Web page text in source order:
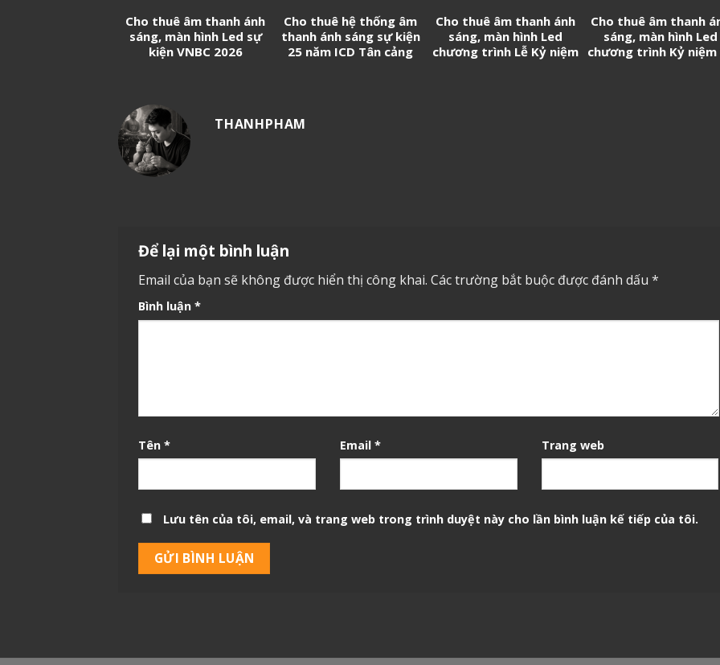
Cho thuê âm thanh ánh
sáng, màn hình Led sự
kiện VNBC 2026
Cho thuê hệ thống âm
thanh ánh sáng sự kiện
25 năm ICD Tân cảng
Cho thuê âm thanh ánh
sáng, màn hình Led
chương trình Lễ Kỷ niệm
Cho thuê âm thanh
sáng, màn hình Led
chương trình Kỷ niệm
THANHPHAM
Để lại một bình luận
Email của bạn sẽ không được hiển thị công khai. Các trường bắt buộc được đánh dấu *
Bình luận *
Tên * Email * Trang web
Lưu tên của tôi, email, và trang web trong trình duyệt này cho lần bình luận kế tiếp của tôi.